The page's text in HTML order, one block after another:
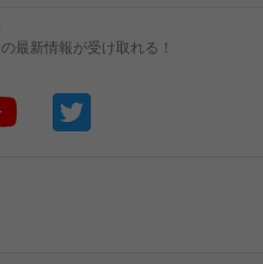
の最新情報が受け取れる！